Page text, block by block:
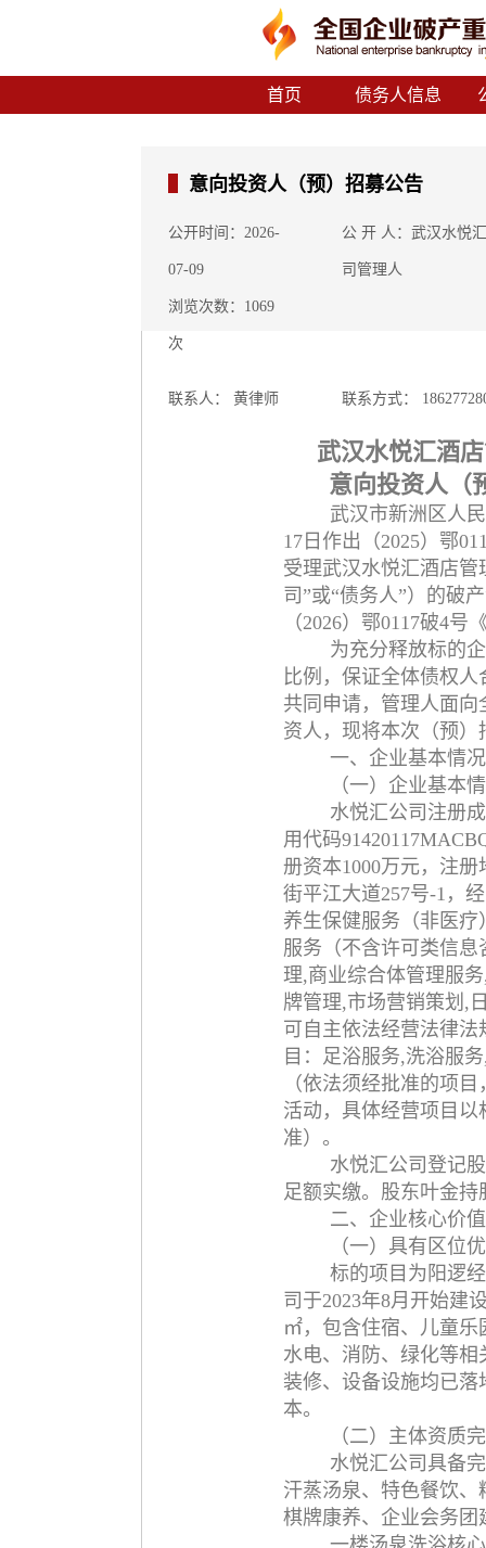
首页 债务人信息
意向投资人（预）招募公告
公开时间：2026-
07-09
公 开 人：武汉水悦
司管理人
浏览次数：1069
次
联系人： 黄律师 联系方式：
武汉水悦汇酒
意向投资人（
武汉市新洲区人
17日作出（2025）鄂
受理武汉水悦汇酒店
司”或“债务人”）的破
（2026）鄂0117破4
为充分释放标的
比例，保证全体债权
共同申请，管理人面
资人，现将本次（预
一、企业基本情
（一）企业基本
水悦汇公司注册
用代码
册资本1000万元，注
街平江大道257号-1，
养生保健服务（非医
服务（不含许可类信
理,商业综合体管理服
牌管理,市场营销策划,
可自主依法经营法律
目：足浴服务,洗浴服
（依法须经批准的项
活动，具体经营项目
准）。
水悦汇公司登记
足额实缴。股东叶金持
二、企业核心价值
（一）具有区位
标的项目为阳逻
司于2023年8月开始建
㎡，包含住宿、儿童
水电、消防、绿化等
装修、设备设施均已
本。
（二）主体资质
水悦汇公司具备
汗蒸汤泉、特色餐饮
棋牌康养、企业会务团